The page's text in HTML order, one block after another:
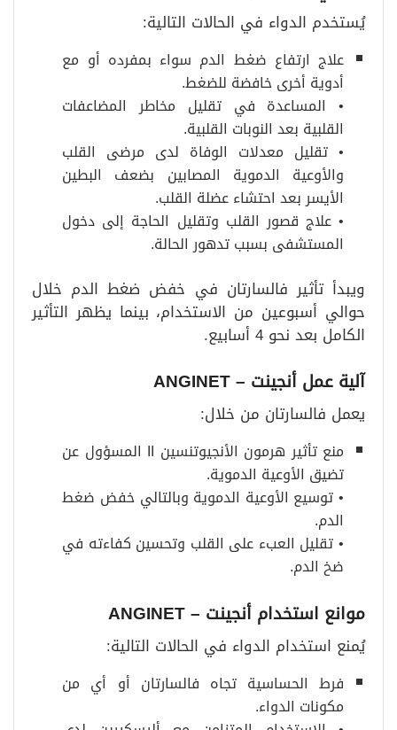
يُستخدم الدواء في الحالات التالية:
علاج ارتفاع ضغط الدم سواء بمفرده أو مع
أدوية أخرى خافضة للضغط.
• المساعدة في تقليل مخاطر المضاعفات
القلبية بعد النوبات القلبية.
• تقليل معدلات الوفاة لدى مرضى القلب
والأوعية الدموية المصابين بضعف البطين
الأيسر بعد احتشاء عضلة القلب.
• علاج قصور القلب وتقليل الحاجة إلى دخول
المستشفى بسبب تدهور الحالة.
ويبدأ تأثير فالسارتان في خفض ضغط الدم خلال
حوالي أسبوعين من الاستخدام، بينما يظهر التأثير
الكامل بعد نحو 4 أسابيع.
آلية عمل أنجينت – ANGINET
يعمل فالسارتان من خلال:
منع تأثير هرمون الأنجيوتنسين II المسؤول عن
تضيق الأوعية الدموية.
• توسيع الأوعية الدموية وبالتالي خفض ضغط
الدم.
• تقليل العبء على القلب وتحسين كفاءته في
ضخ الدم.
موانع استخدام أنجينت – ANGINET
يُمنع استخدام الدواء في الحالات التالية:
فرط الحساسية تجاه فالسارتان أو أي من
مكونات الدواء.